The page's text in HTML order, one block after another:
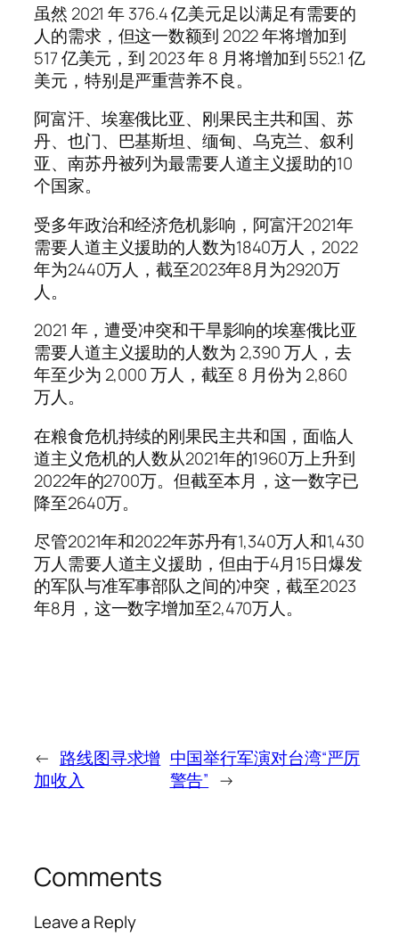
虽然 2021 年 376.4 亿美元足以满足有需要的
人的需求，但这一数额到 2022 年将增加到
517 亿美元，到 2023 年 8 月将增加到 552.1 亿
美元，特别是严重营养不良。
阿富汗、埃塞俄比亚、刚果民主共和国、苏
丹、也门、巴基斯坦、缅甸、乌克兰、叙利
亚、南苏丹被列为最需要人道主义援助的10
个国家。
受多年政治和经济危机影响，阿富汗2021年
需要人道主义援助的人数为1840万人，2022
年为2440万人，截至2023年8月为2920万
人。
2021 年，遭受冲突和干旱影响的埃塞俄比亚
需要人道主义援助的人数为 2,390 万人，去
年至少为 2,000 万人，截至 8 月份为 2,860
万人。
在粮食危机持续的刚果民主共和国，面临人
道主义危机的人数从2021年的1960万上升到
2022年的2700万。但截至本月，这一数字已
降至2640万。
尽管2021年和2022年苏丹有1,340万人和1,430
万人需要人道主义援助，但由于4月15日爆发
的军队与准军事部队之间的冲突，截至2023
年8月，这一数字增加至2,470万人。
← 路线图寻求增
加收入
中国举行军演对台湾“严厉
警告” →
Comments
Leave a Reply